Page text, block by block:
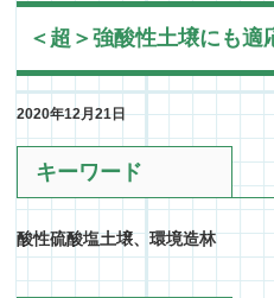
＜超＞強酸性土壌にも適
2020年12月21日
キーワード
酸性硫酸塩土壌、環境造林